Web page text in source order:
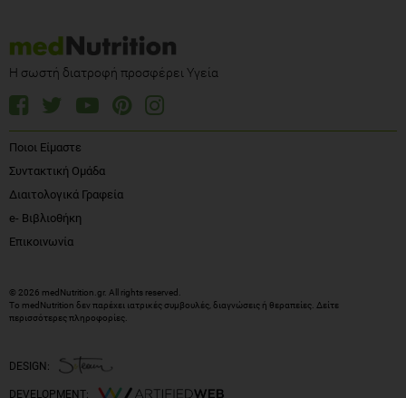
Η σωστή διατροφή προσφέρει Υγεία
Ποιοι Είμαστε
Συντακτική Ομάδα
Διαιτολογικά Γραφεία
e- Βιβλιοθήκη
Επικοινωνία
© 2026 medNutrition.gr. All rights reserved.
Το medNutrition δεν παρέχει ιατρικές συμβουλές, διαγνώσεις ή θεραπείες. Δείτε
περισσότερες πληροφορίες
DESIGN:
DEVELOPMENT: